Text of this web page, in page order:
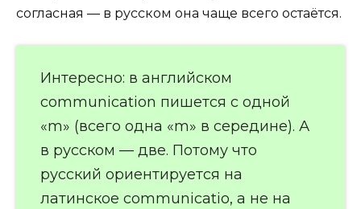
согласная — в русском она чаще всего остаётся.
Интересно: в английском
communication пишется с одной
«m» (всего одна «m» в середине). А
в русском — две. Потому что
русский ориентируется на
латинское communicatio, а не на